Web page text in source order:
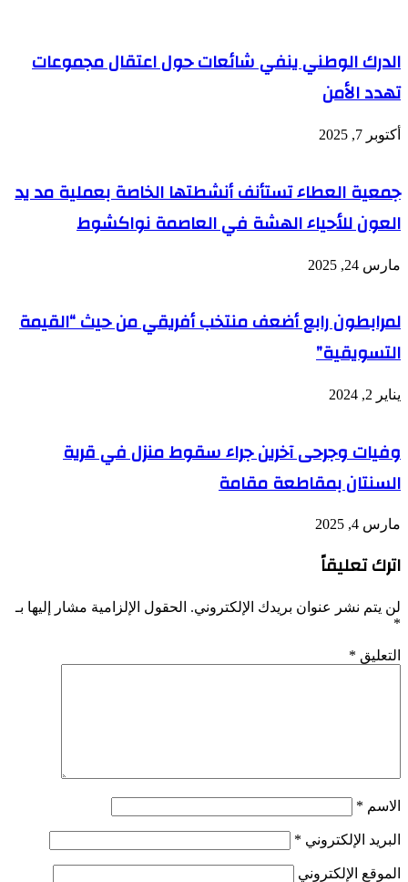
الدرك الوطني ينفي شائعات حول اعتقال مجموعات
تهدد الأمن
أكتوبر 7, 2025
جمعية العطاء تستأنف أنشطتها الخاصة بعملية مد يد
العون للأحياء الهشة في العاصمة نواكشوط
مارس 24, 2025
لمرابطون رابع أضعف منتخب أفريقي من حيث “القيمة
التسويقية”
يناير 2, 2024
وفيات وجرحى آخرين جراء سقوط منزل في قرية
السنتان بمقاطعة مقامة
مارس 4, 2025
اترك تعليقاً
لن يتم نشر عنوان بريدك الإلكتروني. الحقول الإلزامية مشار إليها بـ
*
التعليق *
الاسم *
البريد الإلكتروني *
الموقع الإلكتروني